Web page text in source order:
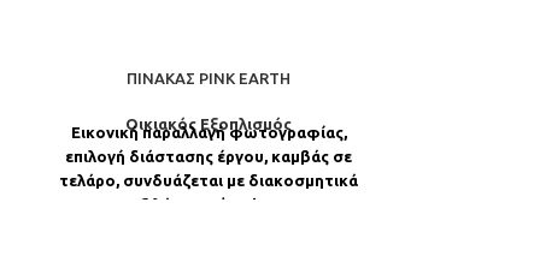
ΠΊΝΑΚΑΣ PINK EARTH
Οικιακός Εξοπλισμός
Εικονική παραλλαγή φωτογραφίας,
επιλογή διάστασης έργου, καμβάς σε
τελάρο, συνδυάζεται με διακοσμητικά
μαξιλάρια απὀ Loloom.